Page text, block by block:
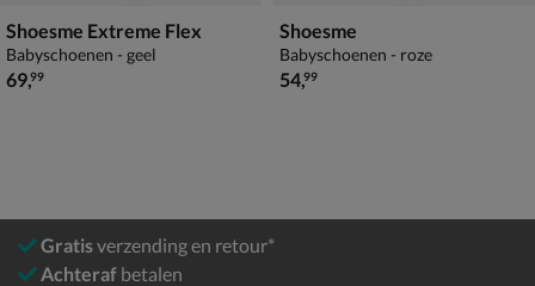
Shoesme Extreme Flex
Babyschoenen - geel
€ 69,99
69,99
Shoesme
Babyschoenen - roze
€ 54,99
54,99
Gratisverzending en retour*
Achteraf betalen